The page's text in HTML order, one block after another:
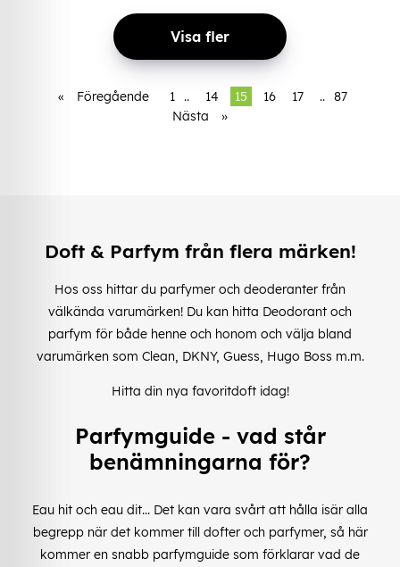
Visa fler
« Föregående 1 .. 14 15 16 17 .. 87
Nästa
»
Doft & Parfym från flera märken!
Hos oss hittar du parfymer och deoderanter från
välkända varumärken! Du kan hitta Deodorant och
parfym för både henne och honom och välja bland
varumärken som Clean, DKNY, Guess, Hugo Boss m.m.
Hitta din nya favoritdoft idag!
Parfymguide - vad står
benämningarna för?
Eau hit och eau dit... Det kan vara svårt att hålla isär alla
begrepp när det kommer till dofter och parfymer, så här
kommer en snabb parfymguide som förklarar vad de